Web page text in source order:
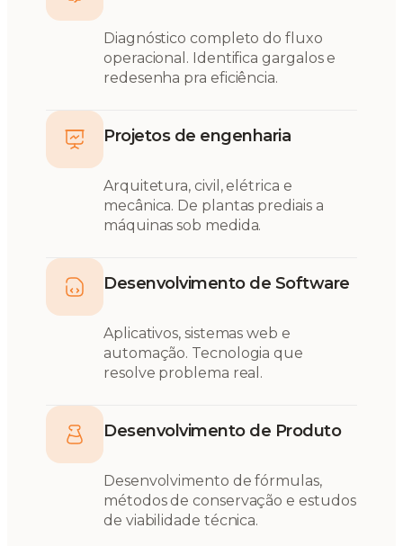
Diagnóstico completo do fluxo
operacional. Identifica gargalos e
redesenha pra eficiência.
Projetos de engenharia
Arquitetura, civil, elétrica e
mecânica. De plantas prediais a
máquinas sob medida.
Desenvolvimento de Software
Aplicativos, sistemas web e
automação. Tecnologia que
resolve problema real.
Desenvolvimento de Produto
Desenvolvimento de fórmulas,
métodos de conservação e estudos
de viabilidade técnica.